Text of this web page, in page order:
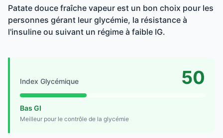
Patate douce fraîche vapeur est un bon choix pour les
personnes gérant leur glycémie, la résistance à
l'insuline ou suivant un régime à faible IG.
Index Glycémique 50
Bas GI
Meilleur pour le contrôle de la glycémie